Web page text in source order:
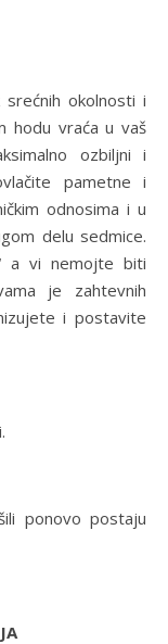
okolnosti i
hodu vraća u vaš
ozbiljni i
pametne i
odnosima i u
delu sedmice.
a vi nemojte biti
je zahtevnih
i postavite
ponovo postaju